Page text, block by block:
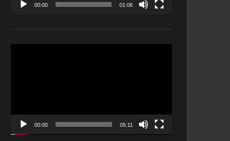
00:00 01:06
00:00 05:11